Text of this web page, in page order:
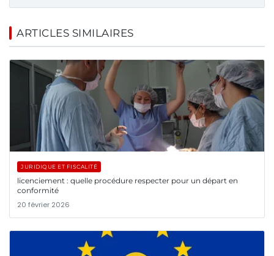
ARTICLES SIMILAIRES
JURIDIQUE ET FISCALITÉ
licenciement : quelle procédure respecter pour un départ en
conformité
20 février 2026